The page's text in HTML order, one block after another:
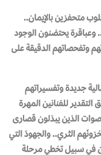
متحفزين بالإيمان..
يحتضنون الوجود
وتفحصاتهم الدقيقة على
جديدة وتفسيراتهم
التقدير للفنانين المهرة
الذين يبذلون قصارى
الثري.. والجهودَ التي
في سبيل تخطي مرحلة